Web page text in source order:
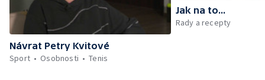
Návrat Petry Kvitové
Sport
Osobnosti Tenis
Jak na to...
Rady a recepty